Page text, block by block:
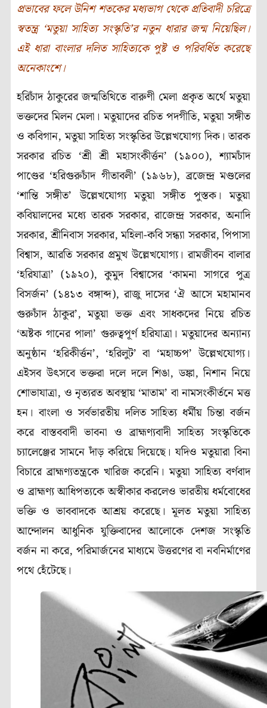
প্রভাবের ফলে উনিশ শতকের মধ্যভাগ থেকে প্রতিবাদী চরিত্রে
স্বতন্ত্র ‘মতুয়া সাহিত্য সংস্কৃতি’র নতুন ধারার জন্ম নিয়েছিল।
এই ধারা বাংলার দলিত সাহিত্যকে পুষ্ট ও পরিবর্ধিত করেছে
অনেকাংশে।
হরিচাঁদ ঠাকুরের জন্মতিথিতে বারুণী মেলা প্রকৃত অর্থে মতুয়া
ভক্তদের মিলন মেলা। মতুয়াদের রচিত পদগীতি, মতুয়া সঙ্গীত
ও কবিগান, মতুয়া সাহিত্য সংস্কৃতির উল্লেখযোগ্য দিক। তারক
সরকার রচিত ‘শ্রী শ্রী মহাসংকীর্ত্তন’ (১৯০০), শ্যামচাঁদ
পাণ্ডের ‘হরিগুরুচাঁদ গীতাবলী’ (১৯৬৮), ব্রজেন্দ্র মণ্ডলের
‘শান্তি সঙ্গীত’ উল্লেখযোগ্য মতুয়া সঙ্গীত পুস্তক। মতুয়া
কবিয়ালদের মধ্যে তারক সরকার, রাজেন্দ্র সরকার, অনাদি
সরকার, শ্রীনিবাস সরকার, মহিলা-কবি সন্ধ্যা সরকার, পিপাসা
বিশ্বাস, আরতি সরকার প্রমুখ উল্লেখযোগ্য। রামজীবন বালার
‘হরিযাত্রা’ (১৯২০), কুমুদ বিশ্বাসের ‘কামনা সাগরে পুত্র
বিসর্জন’ (১৪১৩ বঙ্গাব্দ), রাজু দাসের ‘ঐ আসে মহামানব
গুরুচাঁদ ঠাকুর’, মতুয়া ভক্ত এবং সাধকদের নিয়ে রচিত
‘অষ্টক গানের পালা’ গুরুত্বপূর্ণ হরিযাত্রা। মতুয়াদের অন্যান্য
অনুষ্ঠান ‘হরিকীর্ত্তন’, ‘হরিলুট’ বা ‘মহাচ্চপ’ উল্লেখযোগ্য।
এইসব উৎসবে ভক্তরা দলে দলে শিঙা, ডঙ্কা, নিশান নিয়ে
শোভাযাত্রা, ও নৃত্যরত অবস্থায় ‘মাতাম’ বা নামসংকীর্তনে মত্ত
হন। বাংলা ও সর্বভারতীয় দলিত সাহিত্য ধর্মীয় চিন্তা বর্জন
করে বাস্তববাদী ভাবনা ও ব্রাহ্মণ্যবাদী সাহিত্য সংস্কৃতিকে
চ্যালেঞ্জের সামনে দাঁড় করিয়ে দিয়েছে। যদিও মতুয়ারা বিনা
বিচারে ব্রাহ্মণ্যতন্ত্রকে খারিজ করেনি। মতুয়া সাহিত্য বর্ণবাদ
ও ব্রাহ্মণ্য আধিপত্যকে অস্বীকার করলেও ভারতীয় ধর্মবোধের
ভক্তি ও ভাববাদকে আশ্রয় করেছে। মূলত মতুয়া সাহিত্য
আন্দোলন আধুনিক যুক্তিবাদের আলোকে দেশজ সংস্কৃতি
বর্জন না করে, পরিমার্জনের মাধ্যমে উত্তরণের বা নবনির্মাণের
পথে হেঁটেছে।